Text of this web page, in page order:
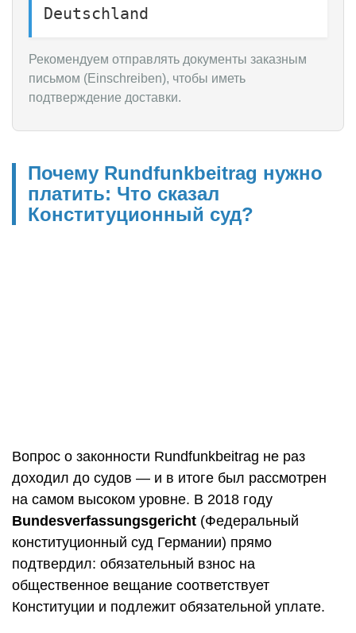
Deutschland
Рекомендуем отправлять документы заказным
письмом (Einschreiben), чтобы иметь
подтверждение доставки.
Почему Rundfunkbeitrag нужно
платить: Что сказал
Конституционный суд?
Вопрос о законности Rundfunkbeitrag не раз
доходил до судов — и в итоге был рассмотрен
на самом высоком уровне. В 2018 году
Bundesverfassungsgericht (Федеральный
конституционный суд Германии) прямо
подтвердил: обязательный взнос на
общественное вещание соответствует
Конституции и подлежит обязательной уплате.